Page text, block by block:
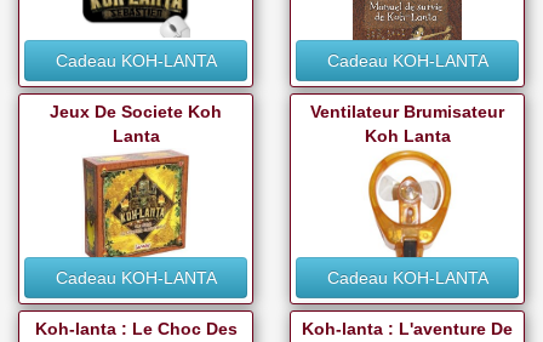
Cadeau KOH-LANTA Cadeau KOH-LANTA
Jeux De Societe Koh
Lanta
Cadeau KOH-LANTA
Ventilateur Brumisateur
Koh Lanta
Cadeau KOH-LANTA
Koh-lanta : Le Choc Des
Koh-lanta : L'aventure De